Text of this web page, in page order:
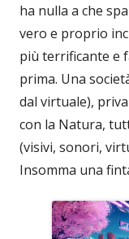
ha nulla a che
vero e proprio
più terrificante e
prima. Una
dal virtuale),
con la Natura,
(visivi, sonori,
Insomma una